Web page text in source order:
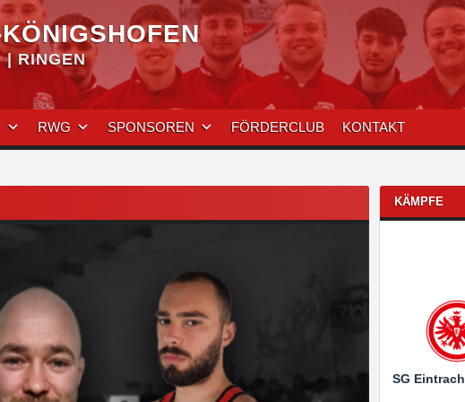
| RINGEN
RWG SPONSOREN FÖRDERCLUB KONTAKT
KÄMPFE